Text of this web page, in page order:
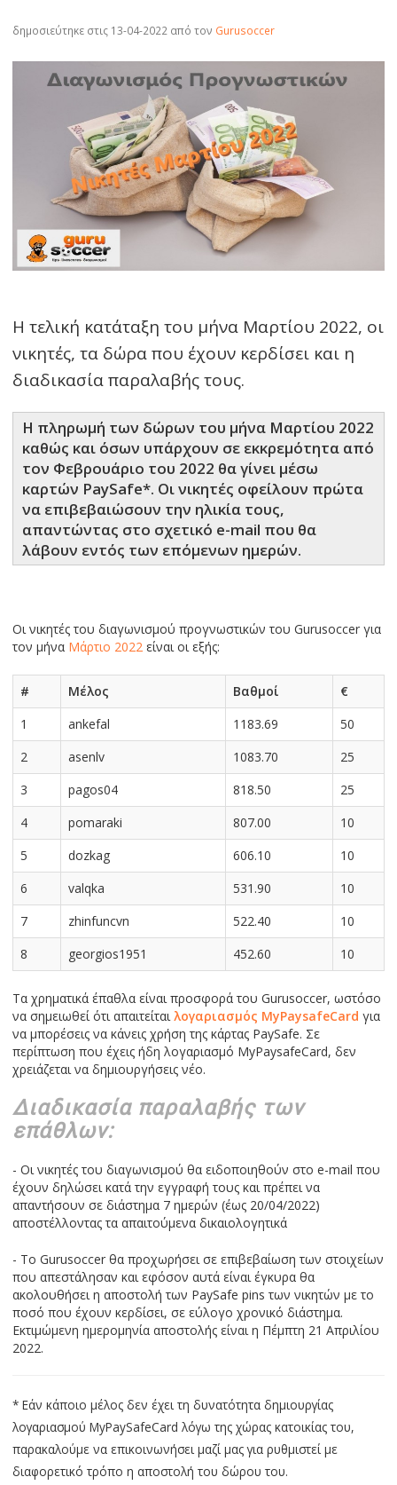
δημοσιεύτηκε στις 13-04-2022 από τον Gurusoccer
Η τελική κατάταξη του μήνα Μαρτίου 2022, οι
νικητές, τα δώρα που έχουν κερδίσει και η
διαδικασία παραλαβής τους.
Η πληρωμή των δώρων του μήνα Μαρτίου 2022
καθώς και όσων υπάρχουν σε εκκρεμότητα από
τον Φεβρουάριο του 2022 θα γίνει μέσω
καρτών PaySafe*. Οι νικητές οφείλουν πρώτα
να επιβεβαιώσουν την ηλικία τους,
απαντώντας στο σχετικό e-mail που θα
λάβουν εντός των επόμενων ημερών.
Οι νικητές του διαγωνισμού πρoγνωστικών του Gurusoccer για
τον μήνα Μάρτιο 2022 είναι οι εξής:
# Μέλος Βαθμοί
€
1
ankefal 1183.69
50
2
asenlv 1083.70
25
3
pagos04 818.50
25
4
pomaraki 807.00
10
5
dozkag 606.10
10
6
valqka 531.90
10
7
zhinfuncvn 522.40
10
8
georgios1951 452.60 10
Τα χρηματικά έπαθλα είναι προσφορά του Gurusoccer, ωστόσο
να σημειωθεί ότι απαιτείταιλογαριασμός MyPaysafeCard για
να μπορέσεις να κάνεις χρήση της κάρτας PaySafe. Σε
περίπτωση που έχεις ήδη λογαριασμό MyPaysafeCard, δεν
χρειάζεται να δημιουργήσεις νέο.
Διαδικασία παραλαβής των
επάθλων:
- Οι νικητές του διαγωνισμού θα ειδοποιηθούν στο e-mail που
έχουν δηλώσει κατά την εγγραφή τους και πρέπει να
απαντήσουν σε διάστημα 7 ημερών (έως 20/04/2022)
αποστέλλοντας τα απαιτούμενα δικαιολογητικά
- To Gurusoccer θα προχωρήσει σε επιβεβαίωση των στοιχείων
που απεστάλησαν και εφόσον αυτά είναι έγκυρα θα
ακολουθήσει η αποστολή των PaySafe pins των νικητών με το
ποσό που έχουν κερδίσει, σε εύλογο χρονικό διάστημα.
Εκτιμώμενη ημερομηνία αποστολής είναι η Πέμπτη 21 Απριλίου
2022.
* Εάν κάποιο μέλος δεν έχει τη δυνατότητα δημιουργίας
λογαριασμού MyPaySafeCard λόγω της χώρας κατοικίας του,
παρακαλούμε να επικοινωνήσει μαζί μας για ρυθμιστεί με
διαφορετικό τρόπο η αποστολή του δώρου του.